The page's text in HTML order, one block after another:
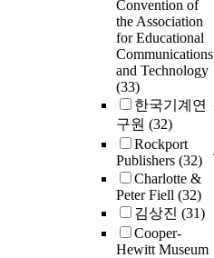
Convention of
the Association
for Educational
Communications
and Technology
(33)
한국기계연
구원 (32)
Rockport
Publishers (32)
Charlotte &
Peter Fiell (32)
김상진 (31)
Cooper-
Hewitt Museum